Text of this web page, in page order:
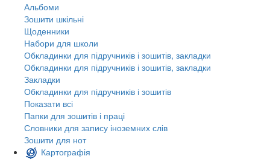
Альбоми
Зошити шкільні
Щоденники
Набори для школи
Обкладинки для підручників і зошитів, закладки
Обкладинки для підручників і зошитів, закладки
Закладки
Обкладинки для підручників і зошитів
Показати всі
Папки для зошитів і праці
Словники для запису іноземних слів
Зошити для нот
Картографія